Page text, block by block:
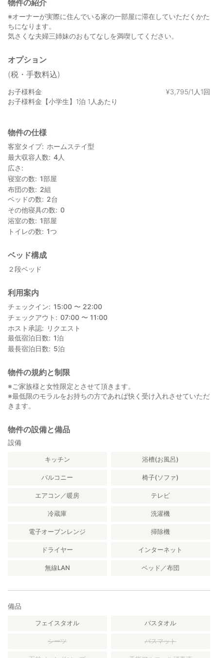
物件の紹介
※オーナーが実際に住んでいる家の一部屋に滞在していただくかた
ちになります。
気さくな夫婦三姉妹のおもてなしを満喫してください。
オプション
(税・手数料込)
お子様料金
お子様料金【小学生】1泊 1人あたり
¥3,795/1人1回
物件の仕様
客室タイプ
ホームステイ型
最大収容人数
4人
広さ
寝室の数
1部屋
布団の数
2組
ベッドの数
2台
その他寝具の数
0
浴室の数
1部屋
トイレの数
1つ
ベッド構成
２段ベッド
利用案内
チェックイン
15:00 〜 22:00
チェックアウト
07:00 〜 11:00
ホスト承認
リクエスト
最低宿泊日数
1泊
最長宿泊日数
5泊
物件の規約と制限
※ご家族様と女性限定とさせて頂きます。
※最低限のモラルをお持ちの方であれば快く受け入れさせていただ
きます。
物件の設備と備品
設備
キッチン 浴槽(お風呂)
バルコニー 椅子(ソファ)
エアコン／暖房 テレビ
冷蔵庫 洗濯機
電子オーブンレンジ 掃除機
ドライヤー インターネット
無線LAN ベッド／布団
備品
フェイスタオル バスタオル
シーツ バスマット